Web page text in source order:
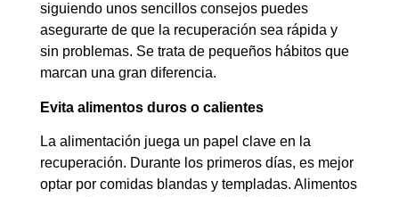
siguiendo unos sencillos consejos puedes
asegurarte de que la recuperación sea rápida y
sin problemas. Se trata de pequeños hábitos que
marcan una gran diferencia.
Evita alimentos duros o calientes
La alimentación juega un papel clave en la
recuperación. Durante los primeros días, es mejor
optar por comidas blandas y templadas. Alimentos